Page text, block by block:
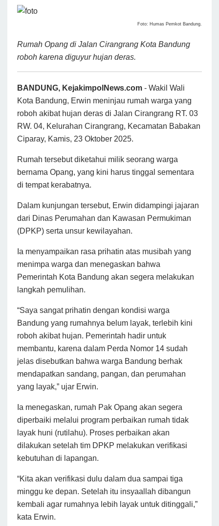
Foto: Humas Pemkot Bandung.
Rumah Opang di Jalan Cirangrang Kota Bandung
roboh karena diguyur hujan deras.
BANDUNG, KejakimpolNews.com - Wakil Wali
Kota Bandung, Erwin meninjau rumah warga yang
roboh akibat hujan deras di Jalan Cirangrang RT. 03
RW. 04, Kelurahan Cirangrang, Kecamatan Babakan
Ciparay, Kamis, 23 Oktober 2025.
Rumah tersebut diketahui milik seorang warga
bernama Opang, yang kini harus tinggal sementara
di tempat kerabatnya.
Dalam kunjungan tersebut, Erwin didampingi jajaran
dari Dinas Perumahan dan Kawasan Permukiman
(DPKP) serta unsur kewilayahan.
Ia menyampaikan rasa prihatin atas musibah yang
menimpa warga dan menegaskan bahwa
Pemerintah Kota Bandung akan segera melakukan
langkah pemulihan.
“Saya sangat prihatin dengan kondisi warga
Bandung yang rumahnya belum layak, terlebih kini
roboh akibat hujan. Pemerintah hadir untuk
membantu, karena dalam Perda Nomor 14 sudah
jelas disebutkan bahwa warga Bandung berhak
mendapatkan sandang, pangan, dan perumahan
yang layak,” ujar Erwin.
Ia menegaskan, rumah Pak Opang akan segera
diperbaiki melalui program perbaikan rumah tidak
layak huni (rutilahu). Proses perbaikan akan
dilakukan setelah tim DPKP melakukan verifikasi
kebutuhan di lapangan.
“Kita akan verifikasi dulu dalam dua sampai tiga
minggu ke depan. Setelah itu insyaallah dibangun
kembali agar rumahnya lebih layak untuk ditinggali,”
kata Erwin.